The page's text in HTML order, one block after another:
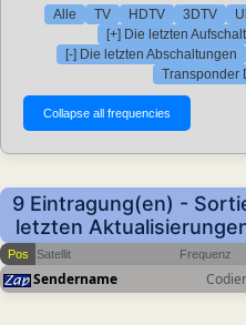
Alle TV HDTV 3DTV
[+] Die letzten
[-] Die letzten Abschaltungen
Transponder
9 Eintragung(en) -
letzten
Pos Satellit Frequenz
Sendername